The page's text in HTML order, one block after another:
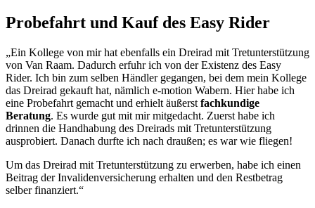
Probefahrt und Kauf des Easy Rider
„Ein Kollege von mir hat ebenfalls ein Dreirad mit Tretunterstützung
von Van Raam. Dadurch erfuhr ich von der Existenz des Easy
Rider. Ich bin zum selben Händler gegangen, bei dem mein Kollege
das Dreirad gekauft hat, nämlich e-motion Wabern. Hier habe ich
eine Probefahrt gemacht und erhielt äußerst fachkundige
Beratung. Es wurde gut mit mir mitgedacht. Zuerst habe ich
drinnen die Handhabung des Dreirads mit Tretunterstützung
ausprobiert. Danach durfte ich nach draußen; es war wie fliegen!
Um das Dreirad mit Tretunterstützung zu erwerben, habe ich einen
Beitrag der Invalidenversicherung erhalten und den Restbetrag
selber finanziert.“